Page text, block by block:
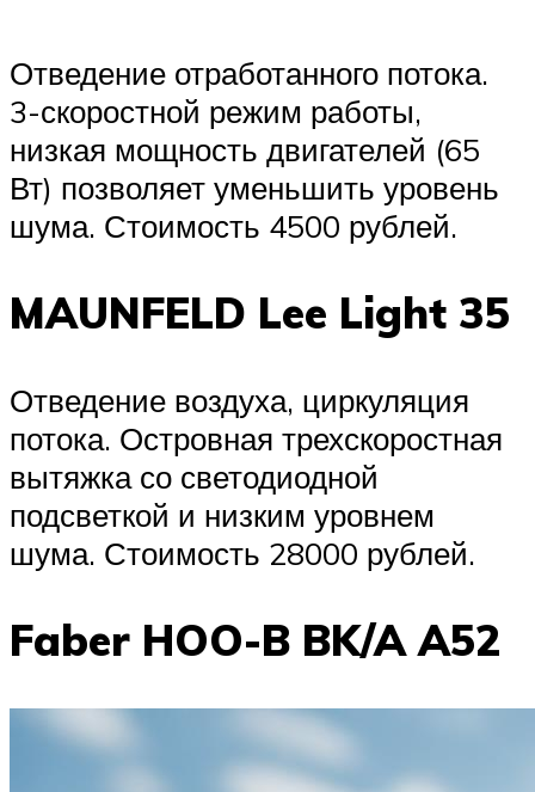
Отведение отработанного потока.
3-скоростной режим работы,
низкая мощность двигателей (65
Вт) позволяет уменьшить уровень
шума. Стоимость 4500 рублей.
MAUNFELD Lee Light 35
Отведение воздуха, циркуляция
потока. Островная трехскоростная
вытяжка со светодиодной
подсветкой и низким уровнем
шума. Стоимость 28000 рублей.
Faber HOO-B BK/A A52